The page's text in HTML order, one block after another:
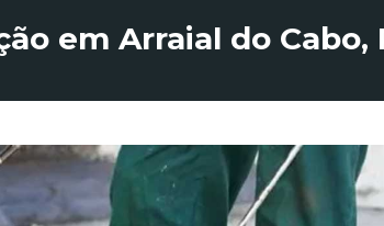
em Arraial do Cabo,